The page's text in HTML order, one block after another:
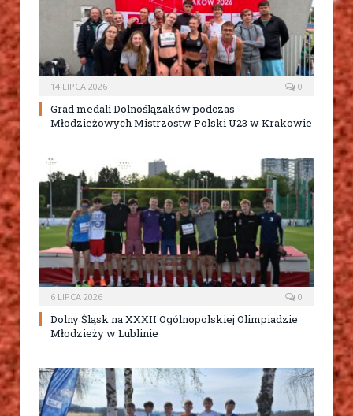
14 LIPCA 2026 0
Grad medali Dolnoślązaków podczas
Młodzieżowych Mistrzostw Polski U23 w Krakowie
6 LIPCA 2026 0
Dolny Śląsk na XXXII Ogólnopolskiej Olimpiadzie
Młodzieży w Lublinie